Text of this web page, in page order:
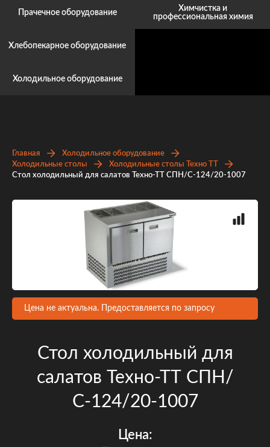
Прачечное оборудование
Хлебопекарное оборудование
Холодильное оборудование
Химчистка и
профессиональная химия
Главная
Холодильное оборудование
Холодильные столы
Холодильные столы Техно ТТ
Стол холодильный для салатов Техно-ТТ СПН/С-124/20-1007
Цена не актуальна. Предоставляется по запросу
Стол холодильный для
салатов Техно-ТТ СПН/
С-124/20-1007
Цена: